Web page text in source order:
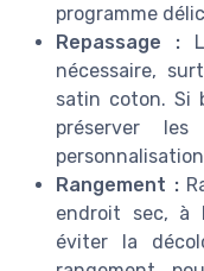
programme
Repassage :
nécessaire,
satin coton. Si
préserver
Rangement :
endroit sec, à
éviter la